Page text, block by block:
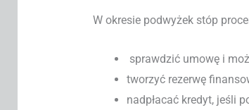
W okresie podwyżek stóp
sprawdzić umowę i
tworzyć rezerwę
nadpłacać kredyt, jeśli